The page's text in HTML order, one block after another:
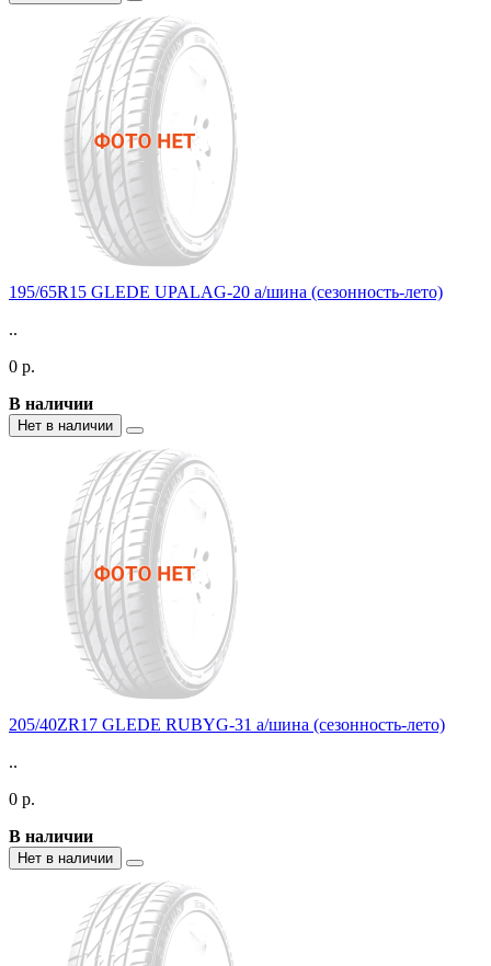
195/65R15 GLEDE UPALAG-20 а/шина (сезонность-лето)
..
0 р.
В наличии
Нет в наличии
205/40ZR17 GLEDE RUBYG-31 а/шина (сезонность-лето)
..
0 р.
В наличии
Нет в наличии